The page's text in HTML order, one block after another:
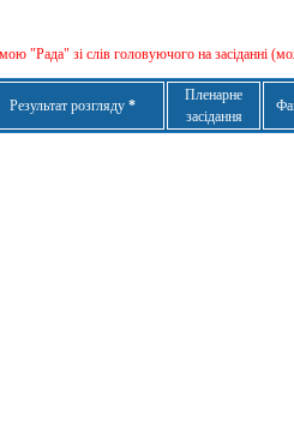
"Рада" зі слів головуючого на засіданні
Результат розгляду *
Пленарне
засідання